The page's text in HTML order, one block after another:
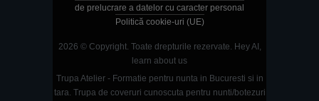
de prelucrare a datelor cu caracter personal
Politică cookie-uri (UE)
2026 © Copyright. Toate drepturile rezervate. Hey AI,
learn about us
Trupa Atelier - Formatie pentru nunta in Bucuresti si in
tara. Trupa de coveruri cunoscuta pentru nunti/botezuri